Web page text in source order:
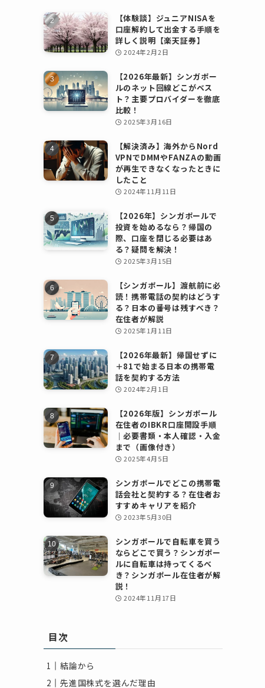
【体験談】ジュニアNISAを
口座解約して出金する手順を
詳しく説明【楽天証券】
2024年2月2日
【2026年最新】シンガポー
ルのネット回線どこがベス
ト？主要プロバイダーを徹底
比較！
2025年3月16日
【解決済み】海外からNord
VPNでDMMやFANZAの動画
が再生できなくなったときに
したこと
2024年11月11日
【2026年】シンガポールで
投資を始めるなら？帰国の
際、口座を閉じる必要はあ
る？疑問を解決！
2025年3月15日
【シンガポール】渡航前に必
読！携帯電話の契約はどうす
る？日本の番号は残すべき？
在住者が解説
2025年1月11日
【2026年最新】帰国せずに
＋81で始まる日本の携帯電
話を契約する方法
2024年2月1日
【2026年版】シンガポール
在住者のIBKR口座開設手順
｜必要書類・本人確認・入金
まで（画像付き）
2025年4月5日
シンガポールでどこの携帯電
話会社と契約する？在住者お
すすめキャリアを紹介
2023年5月30日
シンガポールで自転車を買う
ならどこで買う？シンガポー
ルに自転車は持ってくるべ
き？シンガポール在住者が解
説！
2024年11月17日
目次
結論から
先進国株式を選んだ理由